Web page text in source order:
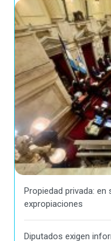
Propiedad privada:
expropiaciones
Diputados exigen